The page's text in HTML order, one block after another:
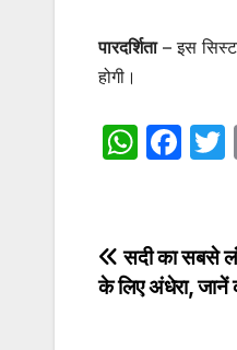
पारदर्शिता– इस
होगी।
W
s
A
F
e
b
Post
सदी का सबसे
के लिए अंधेरा, जानें